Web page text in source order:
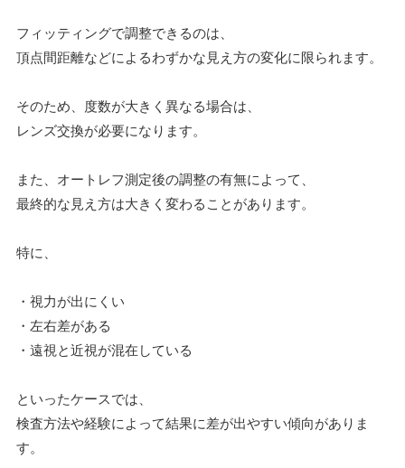
フィッティングで調整できるのは、
頂点間距離などによるわずかな見え方の変化に限られます。
そのため、度数が大きく異なる場合は、
レンズ交換が必要になります。
また、オートレフ測定後の調整の有無によって、
最終的な見え方は大きく変わることがあります。
特に、
・視力が出にくい
・左右差がある
・遠視と近視が混在している
といったケースでは、
検査方法や経験によって結果に差が出やすい傾向がありま
す。